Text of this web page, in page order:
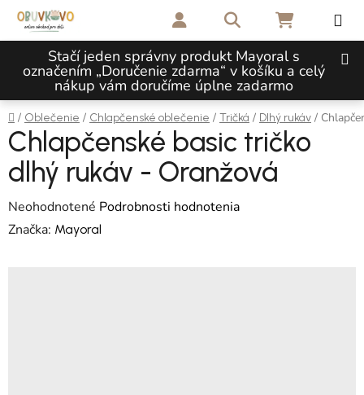
Prejsť na obsah
Stačí jeden správny produkt Mayoral s
označením „Doručenie zdarma“ v košíku a celý
nákup vám doručíme úplne zadarmo
Hľadať NÁKUPNÝ
Domov
/ Oblečenie / Chlapčenské oblečenie / Tričká / Dlhý rukáv /
Chlapčenské basic tričko
dlhý rukáv - Oranžová
Priemerné hodnotenie produktu je 0,0 z 5 hviezdičiek.
Neohodnotené Podrobnosti hodnotenia
Značka: Mayoral